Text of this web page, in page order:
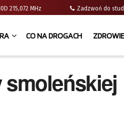
215,072 MHz Zadzwoń do
CO NA DROGACH ZDROWIE
smoleńskiej